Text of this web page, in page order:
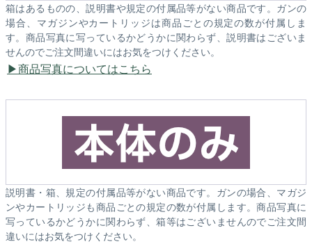
箱はあるものの、説明書や規定の付属品等がない商品です。ガンの
場合、マガジンやカートリッジは商品ごとの規定の数が付属しま
す。商品写真に写っているかどうかに関わらず、説明書はございま
せんのでご注文間違いにはお気をつけください。
商品写真についてはこちら
説明書・箱、規定の付属品等がない商品です。ガンの場合、マガジ
ンやカートリッジも商品ごとの規定の数が付属します。商品写真に
写っているかどうかに関わらず、箱等はございませんのでご注文間
違いにはお気をつけください。